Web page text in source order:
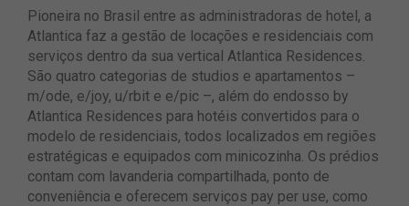
Pioneira no Brasil entre as administradoras de hotel, a
Atlantica faz a gestão de locações e residenciais com
serviços dentro da sua vertical Atlantica Residences.
São quatro categorias de studios e apartamentos –
m/ode, e/joy, u/rbit e e/pic –, além do endosso by
Atlantica Residences para hotéis convertidos para o
modelo de residenciais, todos localizados em regiões
estratégicas e equipados com minicozinha. Os prédios
contam com lavanderia compartilhada, ponto de
conveniência e oferecem serviços pay per use, como